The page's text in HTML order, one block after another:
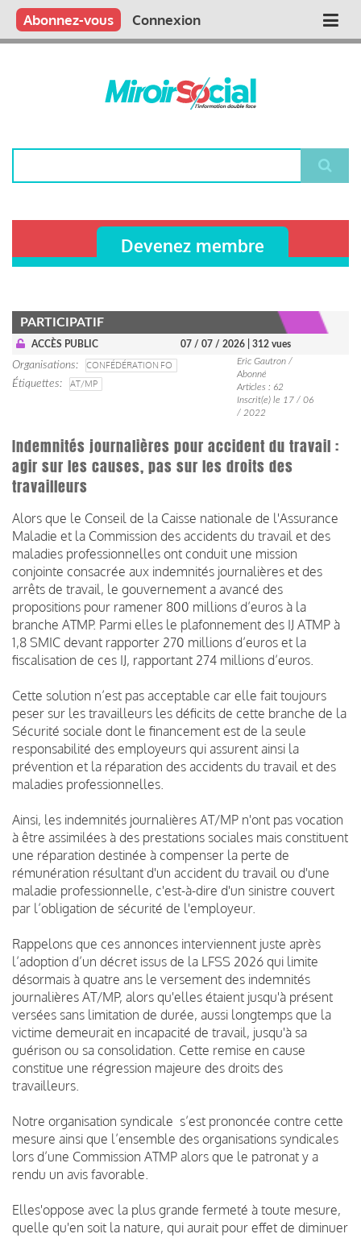
Aller
contenu
Main
Qui sommes nous ?
Vous publiez
Nous publions
Contactez-nous
Abonnez-vous Connexion
Devenez membre
PARTICIPATIF
ACCÈS PUBLIC 07 / 07 / 2026 | 312 vues
Organisations
CONFÉDÉRATION FO
Étiquettes
AT/MP
Eric Gautron /
Abonné
Articles : 62
Inscrit(e) le 17 / 06
/ 2022
Indemnités journalières pour accident du travail :
agir sur les causes, pas sur les droits des
travailleurs
Alors que le Conseil de la Caisse nationale de l'Assurance
Maladie et la Commission des accidents du travail et des
maladies professionnelles ont conduit une mission
conjointe consacrée aux indemnités journalières et des
arrêts de travail, le gouvernement a avancé des
propositions pour ramener 800 millions d’euros à la
branche ATMP. Parmi elles le plafonnement des IJ ATMP à
1,8 SMIC devant rapporter 270 millions d’euros et la
fiscalisation de ces IJ, rapportant 274 millions d’euros.
Cette solution n’est pas acceptable car elle fait toujours
peser sur les travailleurs les déficits de cette branche de la
Sécurité sociale dont le financement est de la seule
responsabilité des employeurs qui assurent ainsi la
prévention et la réparation des accidents du travail et des
maladies professionnelles.
Ainsi, les indemnités journalières AT/MP n'ont pas vocation
à être assimilées à des prestations sociales mais constituent
une réparation destinée à compenser la perte de
rémunération résultant d'un accident du travail ou d'une
maladie professionnelle, c'est-à-dire d'un sinistre couvert
par l’obligation de sécurité de l'employeur.
Rappelons que ces annonces interviennent juste après
l’adoption d’un décret issus de la LFSS 2026 qui limite
désormais à quatre ans le versement des indemnités
journalières AT/MP, alors qu'elles étaient jusqu'à présent
versées sans limitation de durée, aussi longtemps que la
victime demeurait en incapacité de travail, jusqu'à sa
guérison ou sa consolidation. Cette remise en cause
constitue une régression majeure des droits des
travailleurs.
Notre organisation syndicale s’est prononcée contre cette
mesure ainsi que l’ensemble des organisations syndicales
lors d’une Commission ATMP alors que le patronat y a
rendu un avis favorable.
Elles'oppose avec la plus grande fermeté à toute mesure,
quelle qu'en soit la nature, qui aurait pour effet de diminuer